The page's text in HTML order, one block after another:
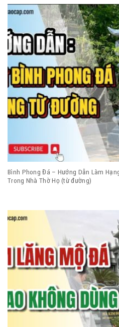
Bình Phong Đá – Hướng Dẫn Làm
Trong Nhà Thờ Họ (từ đường)